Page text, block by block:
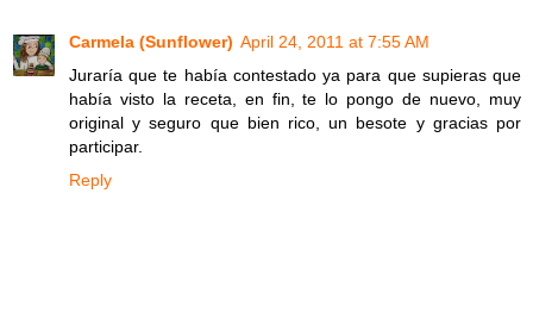
Carmela (Sunflower) April 24, 2011 at 7:55 AM
Juraría que te había contestado ya para que supieras que
había visto la receta, en fin, te lo pongo de nuevo, muy
original y seguro que bien rico, un besote y gracias por
participar.
Reply